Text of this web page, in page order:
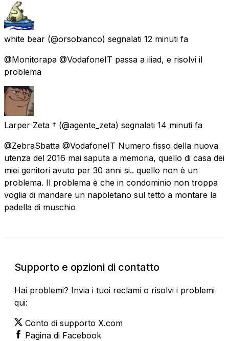
white bear (@orsobianco) segnalati 12 minuti fa
@Monitorapa @VodafoneIT passa a iliad, e risolvi il
problema
Larper Zeta † (@agente_zeta) segnalati 14 minuti fa
@ZebraSbatta @VodafoneIT Numero fisso della nuova
utenza del 2016 mai saputa a memoria, quello di casa dei
miei genitori avuto per 30 anni si.. quello non è un
problema. Il problema è che in condominio non troppa
voglia di mandare un napoletano sul tetto a montare la
padella di muschio
Supporto e opzioni di contatto
Hai problemi? Invia i tuoi reclami o risolvi i problemi
qui:
Conto di supporto X.com
Pagina di Facebook